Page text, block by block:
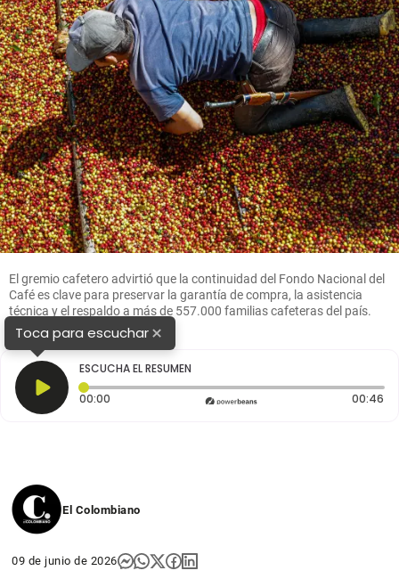
El gremio cafetero advirtió que la continuidad del Fondo Nacional del
Café es clave para preservar la garantía de compra, la asistencia
técnica y el respaldo a más de 557.000 familias cafeteras del país.
FOTO Manuel Saldarriaga
Toca para escuchar×
ESCUCHA EL RESUMEN
00:00 Tiempo transcurrido: 0 segundos 00:46
El Colombiano
09 de junio de 2026